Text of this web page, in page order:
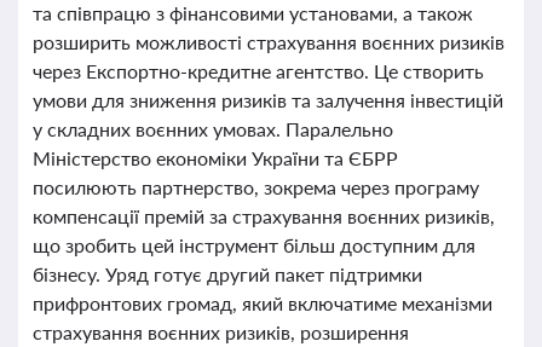
та співпрацю з фінансовими установами, а також
розширить можливості страхування воєнних ризиків
через Експортно-кредитне агентство. Це створить
умови для зниження ризиків та залучення інвестицій
у складних воєнних умовах. Паралельно
Міністерство економіки України та ЄБРР
посилюють партнерство, зокрема через програму
компенсації премій за страхування воєнних ризиків,
що зробить цей інструмент більш доступним для
бізнесу. Уряд готує другий пакет підтримки
прифронтових громад, який включатиме механізми
страхування воєнних ризиків, розширення